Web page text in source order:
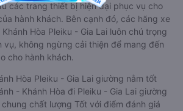
các trang thiết bị hiện đại phục vụ cho
hành khách. Bên cạnh đó, các hãng xe
Hòa Pleiku - Gia Lai luôn chú trọng
vụ, không ngừng cải thiện để mang đến
cho hành khách.
Hòa Pleiku - Gia Lai giường nằm tốt
- Khánh Hòa đi Pleiku - Gia Lai giường
chất lượng Tốt với điểm đánh giá